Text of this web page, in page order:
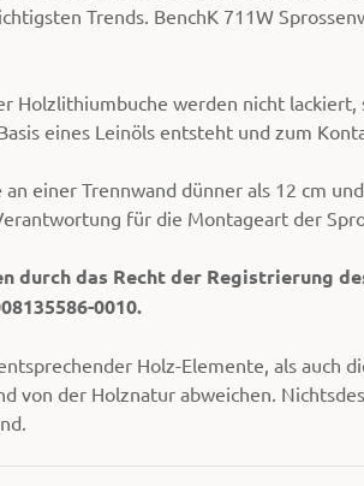
Trends. BenchK 711W
Holzlithiumbuche werden nicht
eines Leinöls entsteht und zum
an einer Trennwand dünner als 12 cm
für die Montageart der
durch das Recht der Registrierung
0010.
Holz-Elemente, als auch
von der Holznatur abweichen.